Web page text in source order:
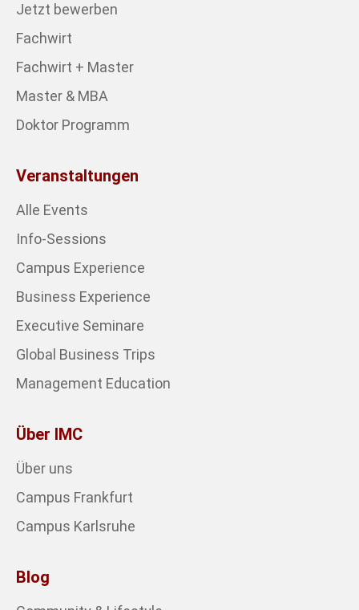
Jetzt bewerben
Fachwirt
Fachwirt + Master
Master & MBA
Doktor Programm
Veranstaltungen
Alle Events
Info-Sessions
Campus Experience
Business Experience
Executive Seminare
Global Business Trips
Management Education
Über IMC
Über uns
Campus Frankfurt
Campus Karlsruhe
Blog